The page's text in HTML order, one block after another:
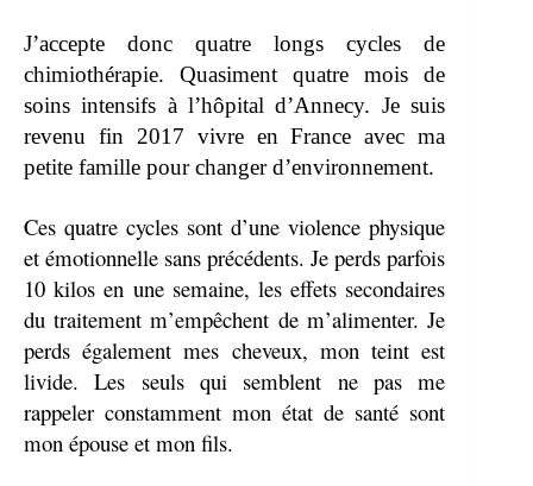
J’accepte donc quatre longs cycles de
chimiothérapie. Quasiment quatre mois de
soins intensifs à l’hôpital d’Annecy. Je suis
revenu fin 2017 vivre en France avec ma
petite famille pour changer d’environnement.
Ces quatre cycles sont d’une violence physique
et émotionnelle sans précédents. Je perds parfois
10 kilos en une semaine, les effets secondaires
du traitement m’empêchent de m’alimenter. Je
perds également mes cheveux, mon teint est
livide. Les seuls qui semblent ne pas me
rappeler constamment mon état de santé sont
mon épouse et mon fils.